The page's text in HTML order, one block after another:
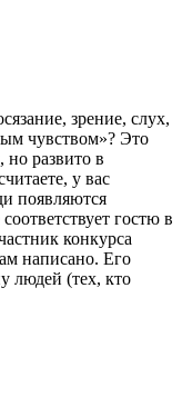
зрение, слух,
чувством»? Это
но развито в
у вас
появляются
гостю в
конкурса
написано. Его
людей (тех, кто